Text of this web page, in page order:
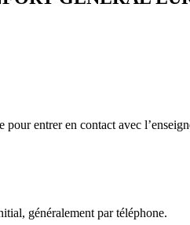
entrer en contact avec
généralement par téléphone.